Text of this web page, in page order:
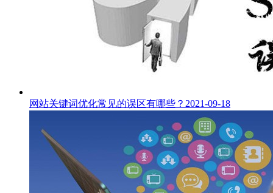
网站关键词优化常见的误区有哪些？ 2021-09-18